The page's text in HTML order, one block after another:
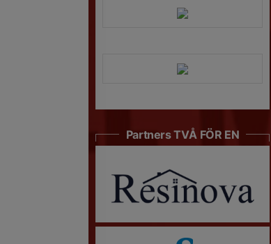
Partners TVÅ FÖR EN